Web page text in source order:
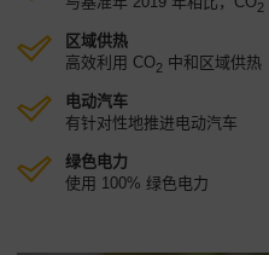
2
区域供热
高效利用 CO2 中和区域供热
电动汽车
有针对性地推进电动汽车
绿色电力
使用 100% 绿色电力